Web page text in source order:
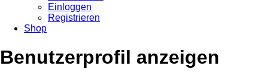
Einloggen
Registrieren
Shop
Benutzerprofil anzeigen